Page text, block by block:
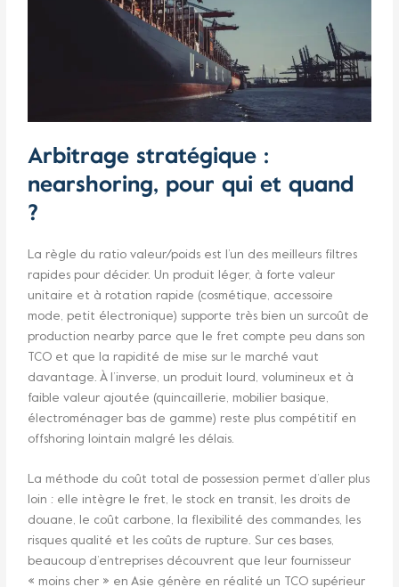
Arbitrage stratégique :
nearshoring, pour qui et quand
?
La règle du ratio valeur/poids est l’un des meilleurs filtres
rapides pour décider. Un produit léger, à forte valeur
unitaire et à rotation rapide (cosmétique, accessoire
mode, petit électronique) supporte très bien un surcoût de
production nearby parce que le fret compte peu dans son
TCO et que la rapidité de mise sur le marché vaut
davantage. À l’inverse, un produit lourd, volumineux et à
faible valeur ajoutée (quincaillerie, mobilier basique,
électroménager bas de gamme) reste plus compétitif en
offshoring lointain malgré les délais.
La méthode du coût total de possession permet d’aller plus
loin : elle intègre le fret, le stock en transit, les droits de
douane, le coût carbone, la flexibilité des commandes, les
risques qualité et les coûts de rupture. Sur ces bases,
beaucoup d’entreprises découvrent que leur fournisseur
« moins cher » en Asie génère en réalité un TCO supérieur